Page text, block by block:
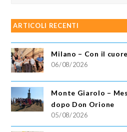
ARTICOLI RECENTI
Milano – Con il
06/08/2026
Monte Giarolo –
dopo Don Orione
05/08/2026